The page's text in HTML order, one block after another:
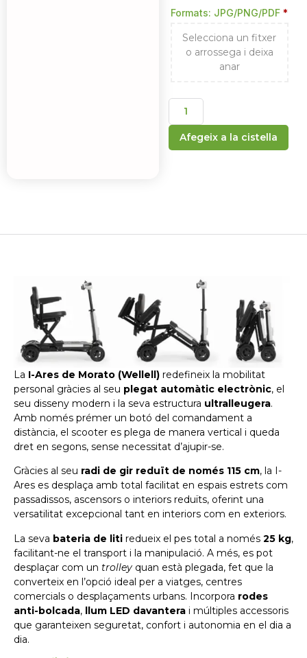
Formats: JPG/PNG/PDF *
Selecciona un fitxer
o arrossega i deixa
anar
Afegeix a la cistella
La I-Ares de Morato (Wellell) redefineix la mobilitat
personal gràcies al seu plegat automàtic electrònic, el
seu disseny modern i la seva estructura ultralleugera.
Amb només prémer un botó del comandament a
distància, el scooter es plega de manera vertical i queda
dret en segons, sense necessitat d’ajupir-se.
Gràcies al seu radi de gir reduït de només 115 cm, la I-
Ares es desplaça amb total facilitat en espais estrets com
passadissos, ascensors o interiors reduïts, oferint una
versatilitat excepcional tant en interiors com en exteriors.
La seva bateria de liti redueix el pes total a només 25 kg,
facilitant-ne el transport i la manipulació. A més, es pot
desplaçar com un trolley quan està plegada, fet que la
converteix en l’opció ideal per a viatges, centres
comercials o desplaçaments urbans. Incorpora rodes
anti-bolcada, llum LED davantera i múltiples accessoris
que garanteixen seguretat, confort i autonomia en el dia a
dia.